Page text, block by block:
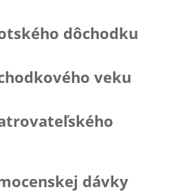
dôchodku
veku
dávky